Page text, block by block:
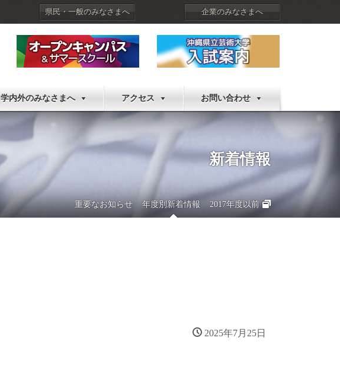
県民・一般のみなさまへ 企業のみなさまへ
学内外のみなさまへ アクセス お問い合わせ
新着情報
重要なお知らせ 年度別新着情報 2017年度以前
2025年7月25日